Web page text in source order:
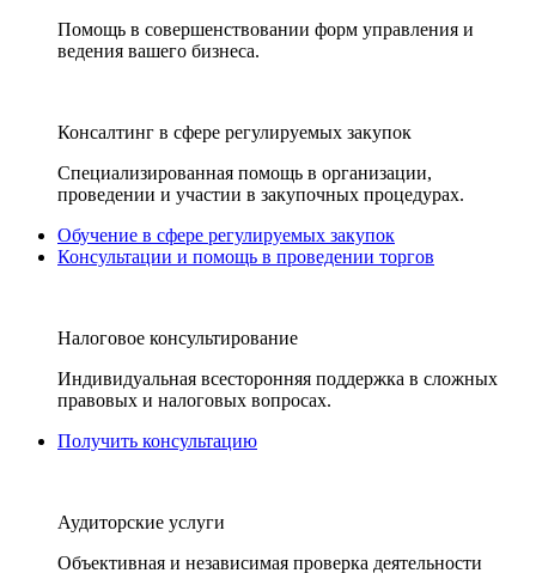
Помощь в совершенствовании форм управления и
ведения вашего бизнеса.
Консалтинг в сфере регулируемых закупок
Специализированная помощь в организации,
проведении и участии в закупочных процедурах.
Обучение в сфере регулируемых закупок
Консультации и помощь в проведении торгов
Налоговое консультирование
Индивидуальная всесторонняя поддержка в сложных
правовых и налоговых вопросах.
Получить консультацию
Аудиторские услуги
Объективная и независимая проверка деятельности